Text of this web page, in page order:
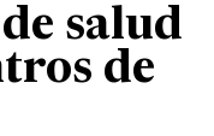
salud
de